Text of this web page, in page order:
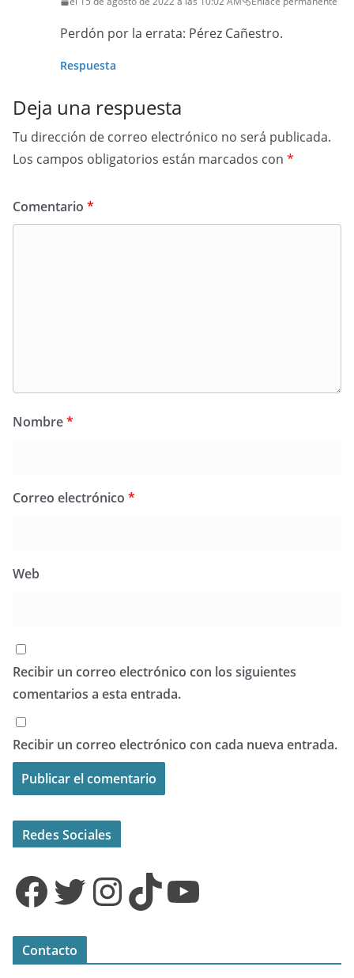
Perdón por la errata: Pérez Cañestro.
Respuesta
Deja una respuesta
Tu dirección de correo electrónico no será publicada.
Los campos obligatorios están marcados con *
Comentario *
Nombre*
Correo electrónico *
Web
Recibir un correo electrónico con los siguientes
comentarios a esta entrada.
Recibir un correo electrónico con cada nueva entrada.
Redes Sociales
Facebook Twitter InstagramTikTok YouTube
Contacto